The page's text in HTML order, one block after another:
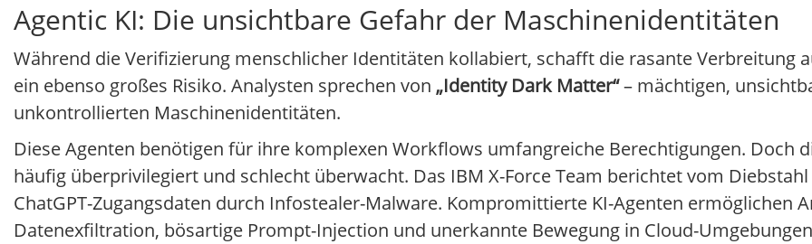
Agentic KI: Die unsichtbare Gefahr der Maschinenidentitäten
Während die Verifizierung menschlicher Identitäten kollabiert, schafft die rasante Verbreitung
ein ebenso großes Risiko. Analysten sprechen von „Identity Dark Matter“– mächtigen,
unkontrollierten Maschinenidentitäten.
Diese Agenten benötigen für ihre komplexen Workflows umfangreiche Berechtigungen. Doch
häufig überprivilegiert und schlecht überwacht. Das IBM X-Force Team berichtet vom
ChatGPT-Zugangsdaten durch Infostealer-Malware. Kompromittierte KI-Agenten ermöglichen
Datenexfiltration, bösartige Prompt-Injection und unerkannte Bewegung in Cloud-